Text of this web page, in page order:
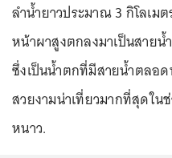
ลำน้ำยาวประมาณ 3 กิโลเม
หน้าผาสูงตกลงมาเป็นสาย
ซึ่งเป็นน้ำตกที่มีสายน้ำตลอ
สวยงามน่าเที่ยวมากที่สุดใ
หนาว.